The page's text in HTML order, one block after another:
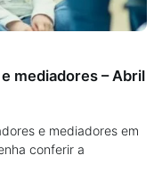
mediadores – Abril
e mediadores em
conferir a